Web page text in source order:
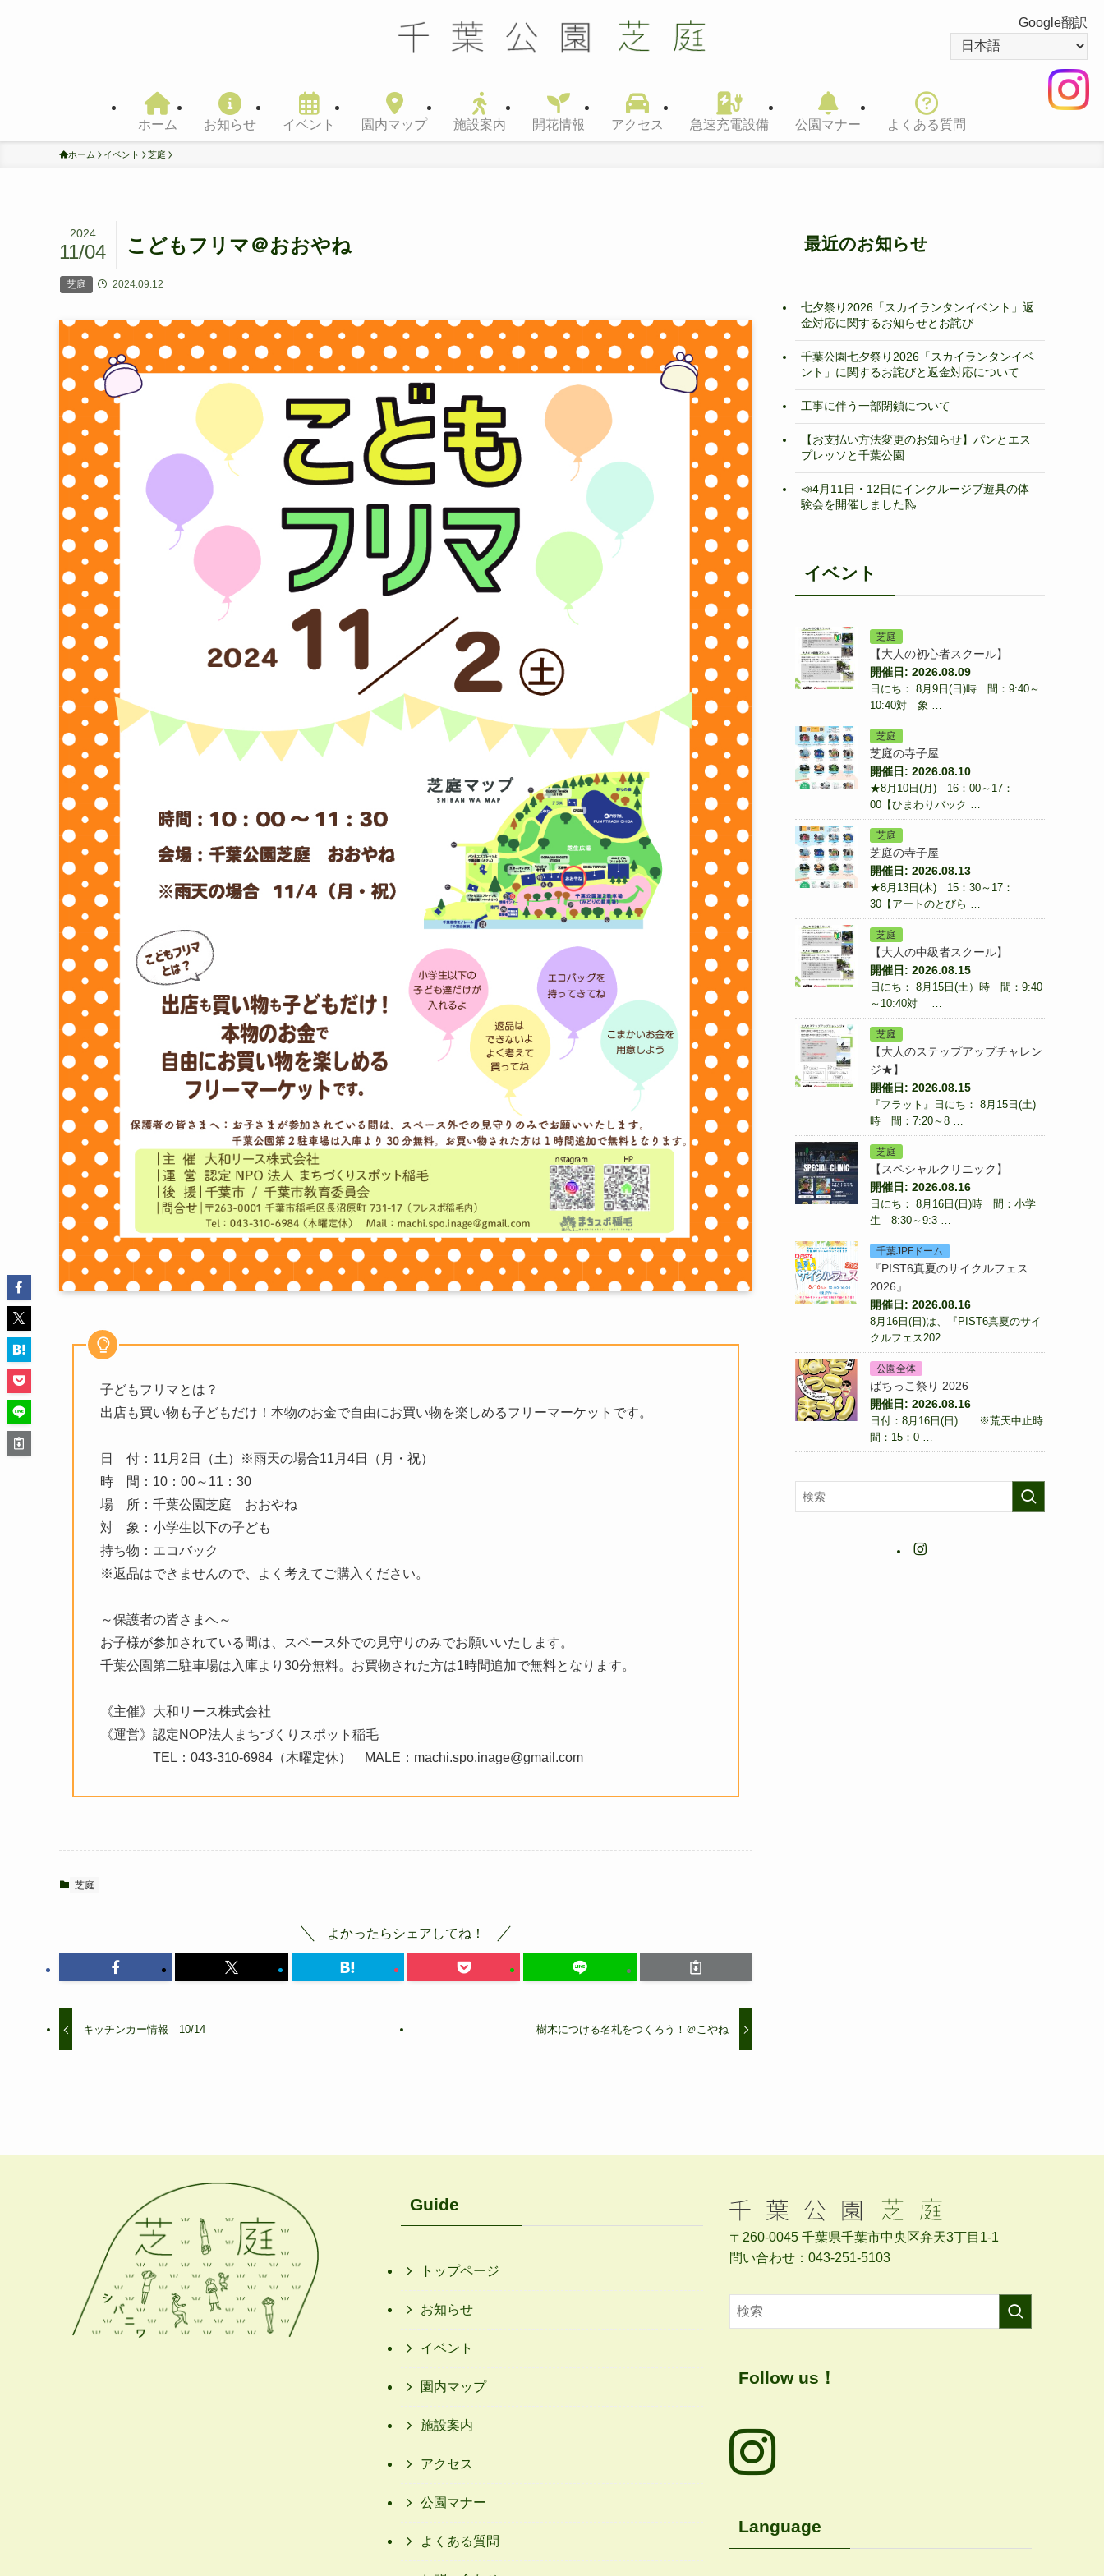
ホーム お知らせ イベント 園内マップ 施設案内 開花情報 アクセス 急速充電設備 公園マナー よくある質問
Google翻訳
ホーム イベント 芝庭
こどもフリマ＠おおやね
2024
11/04
芝庭 2024.09.12
子どもフリマとは？
出店も買い物も子どもだけ！本物のお金で自由にお買い物を楽しめるフリーマーケットです。
日 付：11月2日（土）※雨天の場合11月4日（月・祝）
時 間：10：00～11：30
場 所：千葉公園芝庭 おおやね
対 象：小学生以下の子ども
持ち物：エコバック
※返品はできませんので、よく考えてご購入ください。
～保護者の皆さまへ～
お子様が参加されている間は、スペース外での見守りのみでお願いいたします。
千葉公園第二駐車場は入庫より30分無料。お買物された方は1時間追加で無料となります。
《主催》大和リース株式会社
《運営》認定NOP法人まちづくりスポット稲毛
TEL：043-310-6984（木曜定休） MALE：machi.spo.inage@gmail.com
芝庭
よかったらシェアしてね！
キッチンカー情報 10/14 樹木につける名札をつくろう！＠こやね
最近のお知らせ
七夕祭り2026「スカイランタンイベント」返
金対応に関するお知らせとお詫び
千葉公園七夕祭り2026「スカイランタンイベ
ント」に関するお詫びと返金対応について
工事に伴う一部閉鎖について
【お支払い方法変更のお知らせ】パンとエス
プレッソと千葉公園
📣4月11日・12日にインクルージブ遊具の体
験会を開催しました🛝
イベント
芝庭
【大人の初心者スクール】
開催日: 2026.08.09
日にち： 8月9日(日)時 間：9:40～
10:40対 象 …
芝庭
芝庭の寺子屋
開催日: 2026.08.10
★8月10日(月) 16：00～17：
00【ひまわりバック …
芝庭
芝庭の寺子屋
開催日: 2026.08.13
★8月13日(木) 15：30～17：
30【アートのとびら …
芝庭
【大人の中級者スクール】
開催日: 2026.08.15
日にち： 8月15日(土）時 間：9:40
～10:40対 …
芝庭
【大人のステップアップチャレン
ジ★】
開催日: 2026.08.15
『フラット』日にち： 8月15日(土)
時 間：7:20～8 …
芝庭
【スペシャルクリニック】
開催日: 2026.08.16
日にち： 8月16日(日)時 間：小学
生 8:30～9:3 …
千葉JPFドーム
『PIST6真夏のサイクルフェス
2026』
開催日: 2026.08.16
8月16日(日)は、『PIST6真夏のサイ
クルフェス202 …
公園全体
ばちっこ祭り 2026
開催日: 2026.08.16
日付：8月16日(日) ※荒天中止時
間：15：0 …
Guide
トップページ
お知らせ
イベント
園内マップ
施設案内
アクセス
公園マナー
よくある質問
〒260-0045 千葉県千葉市中央区弁天3丁目1-1
問い合わせ：043-251-5103
Follow us！
Language